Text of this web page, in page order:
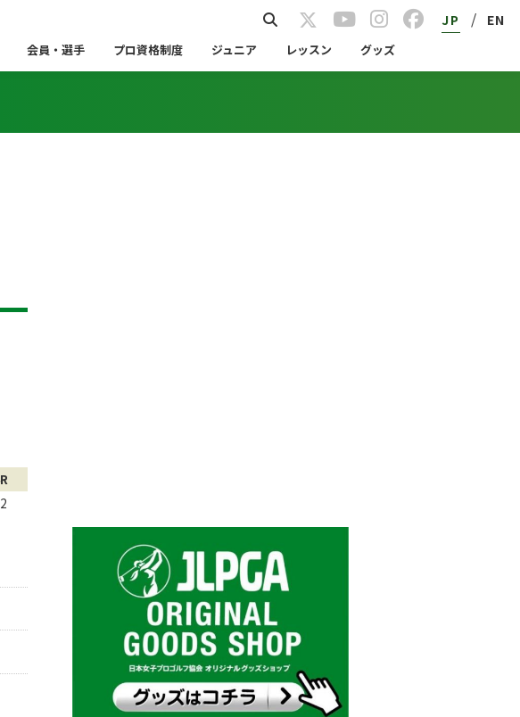
JP / EN
会員・選手 プロ資格制度 ジュニア レッスン グッズ